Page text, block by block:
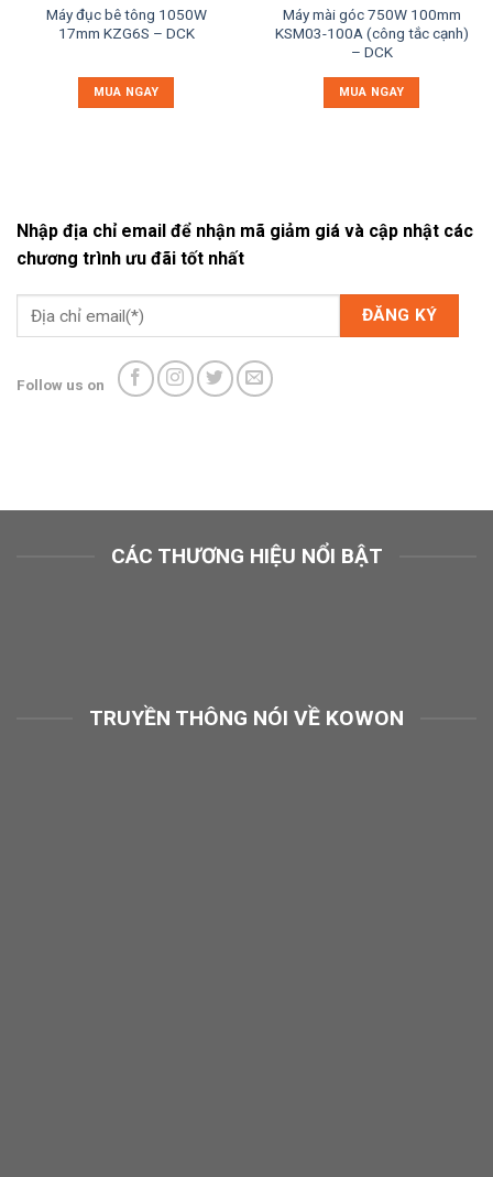
Máy đục bê tông 1050W
17mm KZG6S – DCK
MUA NGAY
Máy mài góc 750W 100mm
KSM03-100A (công tắc cạnh)
– DCK
MUA NGAY
Nhập địa chỉ email để nhận mã giảm giá và cập nhật các
chương trình ưu đãi tốt nhất
Follow us on
CÁC THƯƠNG HIỆU NỔI BẬT
TRUYỀN THÔNG NÓI VỀ KOWON